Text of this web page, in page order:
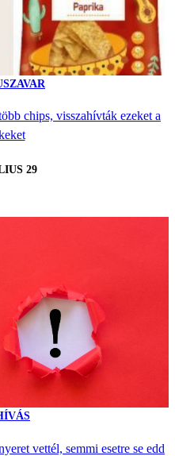
chips, visszahívták ezeket a
29
vettél, semmi esetre se edd